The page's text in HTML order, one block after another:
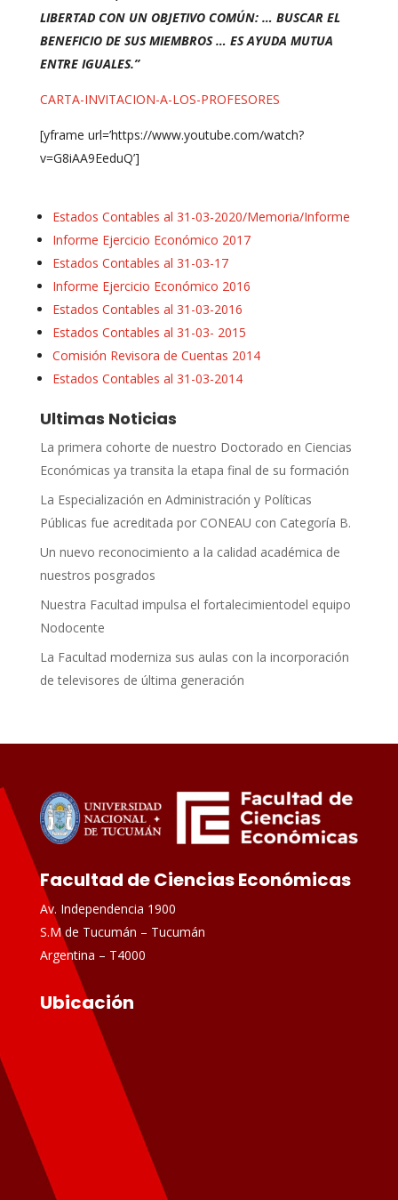
LIBERTAD CON UN OBJETIVO COMÚN: … BUSCAR EL
BENEFICIO DE SUS MIEMBROS … ES AYUDA MUTUA
ENTRE IGUALES.”
CARTA-INVITACION-A-LOS-PROFESORES
[yframe url=’https://www.youtube.com/watch?
v=G8iAA9EeduQ’]
Estados Contables al 31-03-2020/Memoria/Informe
Informe Ejercicio Económico 2017
Estados Contables al 31-03-17
Informe Ejercicio Económico 2016
Estados Contables al 31-03-2016
Estados Contables al 31-03- 2015
Comisión Revisora de Cuentas 2014
Estados Contables al 31-03-2014
Ultimas Noticias
La primera cohorte de nuestro Doctorado en Ciencias
Económicas ya transita la etapa final de su formación
La Especialización en Administración y Políticas
Públicas fue acreditada por CONEAU con Categoría B.
Un nuevo reconocimiento a la calidad académica de
nuestros posgrados
Nuestra Facultad impulsa el fortalecimientodel equipo
Nodocente
La Facultad moderniza sus aulas con la incorporación
de televisores de última generación
Facultad de Ciencias Económicas
Av. Independencia 1900
S.M de Tucumán – Tucumán
Argentina – T4000
Ubicación